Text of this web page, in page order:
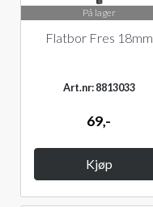
På lager
Flatbor Fres 18mm
Art.nr: 8813033
69,-
Kjøp